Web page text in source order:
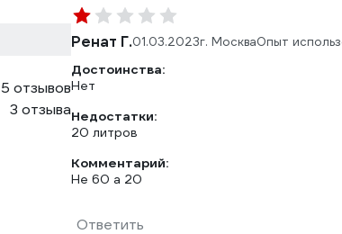
5 отзывов
3 отзыва
Ренат Г.01.03.2023г. МоскваОпыт
Достоинства:
Нет
Недостатки:
20 литров
Комментарий:
Не 60 а 20
Ответить